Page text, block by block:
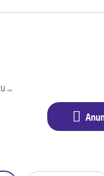
256GB | Space Black | RAM 8 GB | Apple M3 cu CPU8 nuclee și GPU8 nuclee | AZERTY | Excelent - A